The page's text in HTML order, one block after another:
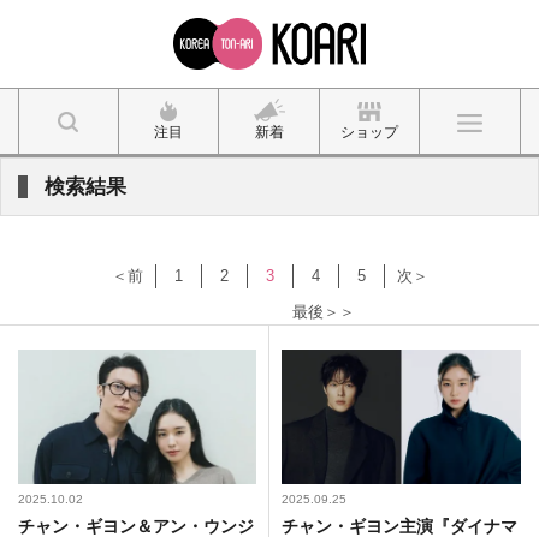
注目 新着 ショップ
検索結果
＜前 1 2 3 4 5
次＞
最後＞＞
2025.10.02
チャン・ギヨン＆アン・ウンジ
2025.09.25
チャン・ギヨン主演『ダイナマ